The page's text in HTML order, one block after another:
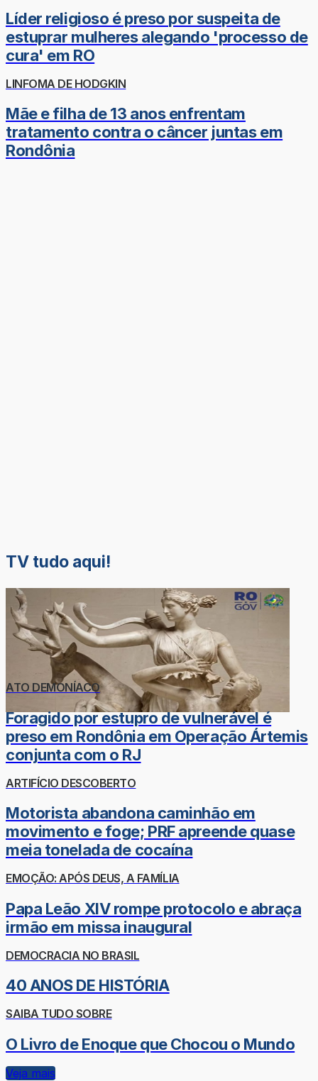
Líder religioso é preso por suspeita de
estuprar mulheres alegando 'processo de
cura' em RO
LINFOMA DE HODGKIN
Mãe e filha de 13 anos enfrentam
tratamento contra o câncer juntas em
Rondônia
TV tudo aqui!
ATO DEMONÍACO
Foragido por estupro de vulnerável é
preso em Rondônia em Operação Ártemis
conjunta com o RJ
ARTIFÍCIO DESCOBERTO
Motorista abandona caminhão em
movimento e foge; PRF apreende quase
meia tonelada de cocaína
EMOÇÃO: APÓS DEUS, A FAMÍLIA
Papa Leão XIV rompe protocolo e abraça
irmão em missa inaugural
DEMOCRACIA NO BRASIL
40 ANOS DE HISTÓRIA
SAIBA TUDO SOBRE
O Livro de Enoque que Chocou o Mundo
Veja mais